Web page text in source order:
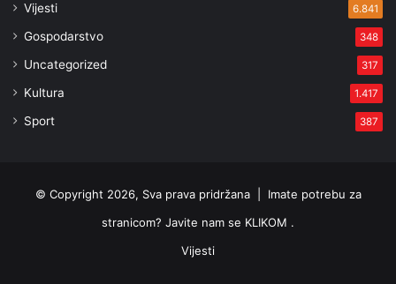
Vijesti 6.841
Gospodarstvo 348
Uncategorized 317
Kultura 1.417
Sport 387
© Copyright 2026, Sva prava pridržana | Imate potrebu za
stranicom? Javite nam se KLIKOM .
Vijesti